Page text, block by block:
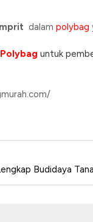
dalam polybag
Polybag untuk
Budidaya